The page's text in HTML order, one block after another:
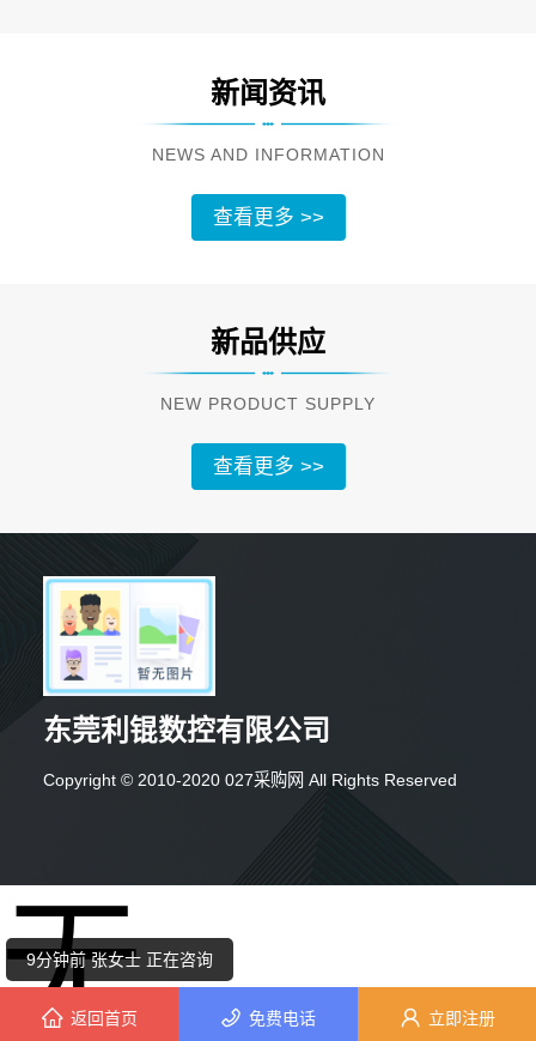
新闻资讯
NEWS AND INFORMATION
查看更多 >>
新品供应
NEW PRODUCT SUPPLY
查看更多 >>
东莞利锟数控有限公司
Copyright © 2010-2020 027采购网 All Rights Reserved
9分钟前 张女士 正在咨询
返回首页
免费电话 立即注册
无